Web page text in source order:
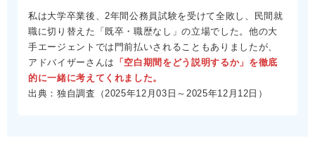
私は大学卒業後、2年間公務員試験を受けて全敗し、民間就
職に切り替えた「既卒・職歴なし」の立場でした。他の大
手エージェントでは門前払いされることもありましたが、
アドバイザーさんは 「空白期間をどう説明するか」を徹底
的に一緒に考えてくれました。
出典：独自調査（2025年12月03日～2025年12月12日）